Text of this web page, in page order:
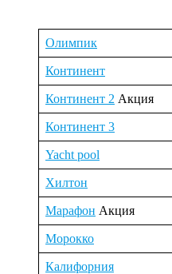
Олимпик
Континент
Континент 2 Акция
Континент 3
Yacht pool
Хилтон
Марафон Акция
Морокко
Калифорния